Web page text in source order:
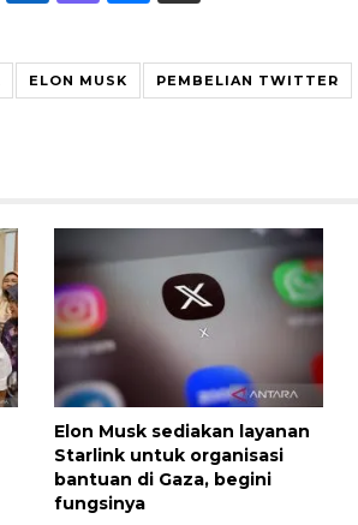
ELON MUSK PEMBELIAN TWITTER
Elon Musk sediakan layanan
Starlink untuk organisasi
bantuan di Gaza, begini
fungsinya